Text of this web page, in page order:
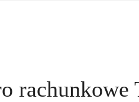
rachunkowe